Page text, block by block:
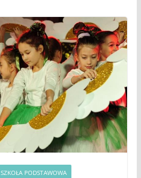
SZKOŁA PODSTAWOWA